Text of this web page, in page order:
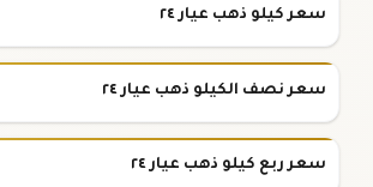
سعر كيلو ذهب عيار ٢٤
سعر نصف الكيلو ذهب عيار ٢٤
سعر ربع كيلو ذهب عيار ٢٤